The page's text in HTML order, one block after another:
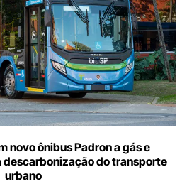
novo ônibus Padron a gás e
descarbonização do transporte
urbano